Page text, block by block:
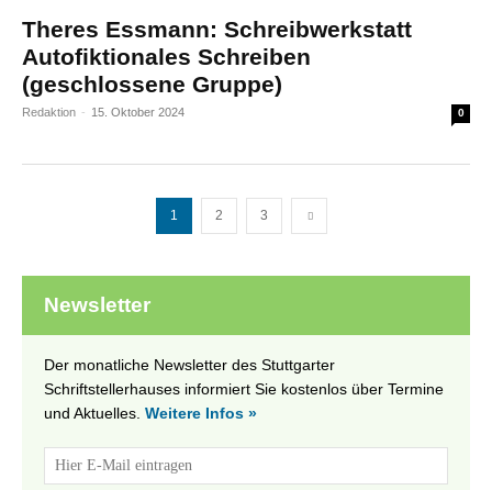
Theres Essmann: Schreibwerkstatt
Autofiktionales Schreiben
(geschlossene Gruppe)
Redaktion - 15. Oktober 2024 0
1 2 3
Newsletter
Der monatliche Newsletter des Stuttgarter
Schriftstellerhauses informiert Sie kostenlos über Termine
und Aktuelles. Weitere Infos »